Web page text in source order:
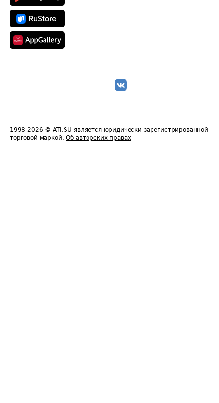
1998-2026 © ATI.SU является юридически зарегистрированной
торговой маркой. Об авторских правах